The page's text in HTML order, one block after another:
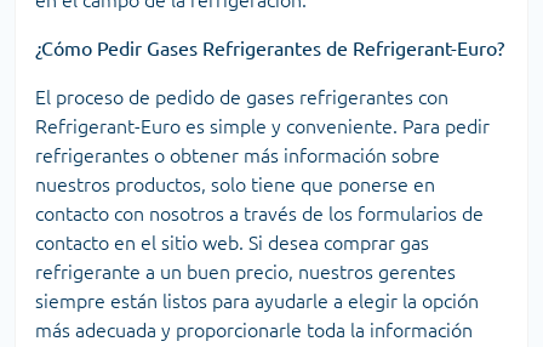
¿Cómo Pedir Gases Refrigerantes de Refrigerant-Euro?
El proceso de pedido de gases refrigerantes con
Refrigerant-Euro es simple y conveniente. Para pedir
refrigerantes o obtener más información sobre
nuestros productos, solo tiene que ponerse en
contacto con nosotros a través de los formularios de
contacto en el sitio web. Si desea comprar gas
refrigerante a un buen precio, nuestros gerentes
siempre están listos para ayudarle a elegir la opción
más adecuada y proporcionarle toda la información